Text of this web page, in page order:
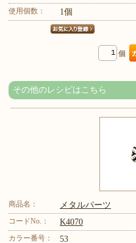
使用個数： 1個
個
その他のレシピはこちら
商品名： メタルパーツ
コードNo.： K4070
カラー番号： 53